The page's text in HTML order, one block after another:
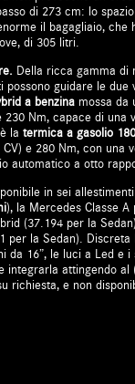
di 273 cm: lo
il bagagliaio, che
di 305 litri.
Della ricca gamma di
possono guidare le
a benzina mossa da
230 Nm, capace di una
latermica a gasolio
e 280 Nm, con una
automatico a otto
in sei
), la Mercedes Classe
(37.194 per la
per la Sedan).
da 16”, le luci a Led e
integrarla attingendo al
richiesta, e non